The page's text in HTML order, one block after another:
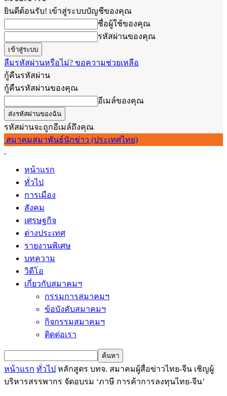
ยินดีต้อนรับ! เข้าสู่ระบบบัญชีของคุณ
ชื่อผู้ใช้ของคุณ
รหัสผ่านของคุณ
ลืมรหัสผ่านหรือไม่? ขอความช่วยเหลือ
กู้คืนรหัสผ่าน
กู้คืนรหัสผ่านของคุณ
อีเมล์ของคุณ
รหัสผ่านจะถูกอีเมล์ถึงคุณ
สมาคมสมาพันธ์นักข่าว (ประเทศไทย)
หน้าแรก
ทั่วไป
การเมือง
สังคม
เศรษฐกิจ
ต่างประเทศ
รายงานพิเศษ
บทความ
วิดีโอ
เกี่ยวกับสมาคมฯ
กรรมการสมาคมฯ
ข้อบังคับสมาคมฯ
กิจกรรมสมาคมฯ
ติดต่อเรา
หน้าแรก ทั่วไป หลักสูตร บทจ. สมาคมผู้สื่อข่าวไทย-จีน เชิญผู้
บริหารสรรพากร จัดอบรม ‘ภาษี การค้าการลงทุนไทย-จีน’